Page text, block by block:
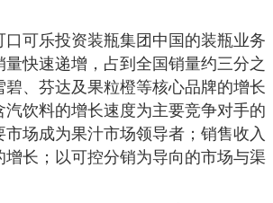
口可乐投资装瓶集团中国的装瓶业务
快速递增，占到全国销量约三分之
碧、芬达及果粒橙等核心品牌的增长
汽饮料的增长速度为主要竞争对手的
场成为果汁市场领导者；销售收入
增长；以可控分销为导向的市场与渠